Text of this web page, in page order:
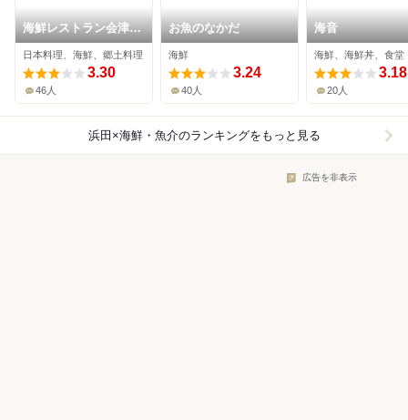
海鮮レストラン会津屋
八右衛門
日本料理、海鮮、郷土料理
3.30
46人
お魚のなかだ
海鮮
3.24
40人
海音
海鮮、海鮮丼、食堂
3.18
20人
浜田×海鮮・魚介のランキングをもっと見る
広告を非表示